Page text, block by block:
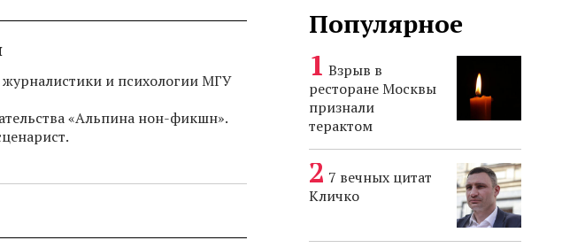
и психологии МГУ
«Альпина нон-фикшн».
Популярное
Взрыв в
ресторане Москвы
признали
терактом
7 вечных цитат
Кличко